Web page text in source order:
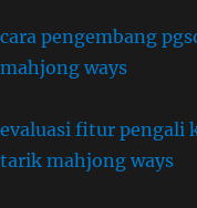
cara pengembang
mahjong ways
evaluasi fitur pengali
tarik mahjong ways